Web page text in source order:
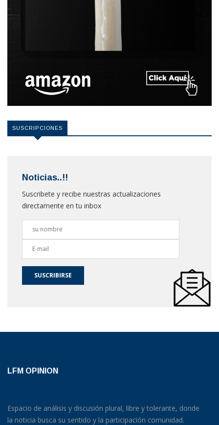
SUSCRIPCIONES
Noticias..!!
Suscribete y recibe nuestras actualizaciones
directamente en tu inbox
SUSCRIBIRSE
LFM OPINION
Espacio de análisis y discusión plural, libre y tolerante, donde
la noticia busca su sentido y la participación comunidad.